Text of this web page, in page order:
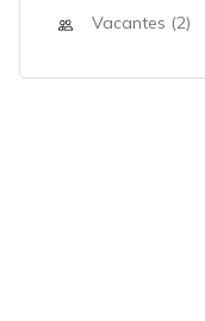
Vacantes (2)